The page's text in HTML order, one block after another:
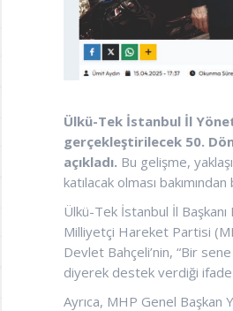
Ülkü-Tek İstanbul İl
gerçekleştirilecek 50.
açıkladı. Bu gelişme,
katılacak olması
Ülkü-Tek İstanbul İl
Milliyetçi Hareket Partisi
Devlet Bahçeli’nin, “Bir
diyerek destek verdiği
Ayrıca, MHP Genel Başkan